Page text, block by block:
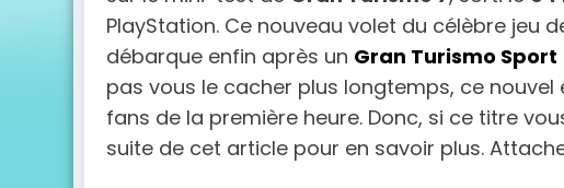
PlayStation. Ce nouveau volet du célèbre jeu
débarque enfin après un Gran Turismo Sport
pas vous le cacher plus longtemps, ce nouvel
fans de la première heure. Donc, si ce titre
suite de cet article pour en savoir plus.